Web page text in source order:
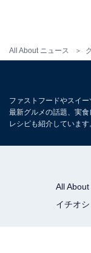
All About ニュース
（袋裏の表記通
ファストフードやスイ
最新グルメの話題、実
レシピも紹介しています
All About
イチオシ